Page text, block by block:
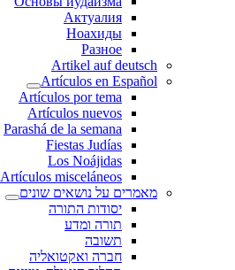
Актуалия
Ноахиды
Разное
Artikel auf deutsch
Artículos en Español
Artículos por tema
Artículos nuevos
Parashá de la semana
Fiestas Judías
Los Noájidas
Artículos misceláneos
מאמרים על נושאים שונים
יסודות התורה
תורה ומדע
תשובה
חברה ואקטואליה